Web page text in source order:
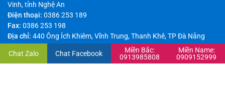
Vinh, tỉnh Nghệ An
Điện thoại: 0386 253 189
Fax: 0386 253 198
Địa chỉ: 440 Ông Ích Khiêm, Vĩnh Trung, Thanh Khê, TP Đà Nẵng
Email:thanhdat@maycongnghiep.vn
Chat Zalo Chat Facebook
Miền Bắc:
0913985808
Miền Name:
0909152999